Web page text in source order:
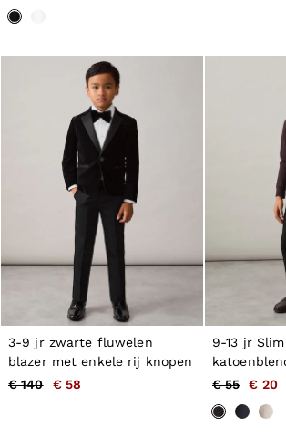
T-Shirts & Polo Shirts
Shorts
Sweats & Hoodies
Trousers & Joggers
98 - 134cm
134 - 158cm
158 - 164cm
3-9 jr zwarte fluwelen
blazer met enkele rij knopen
€ 140
€ 58
9-13 jr
€ 55
€ 20